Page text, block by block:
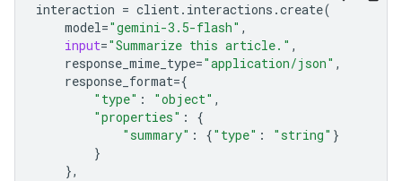
interaction = client. interactions .create(
model="gemini-3.5-flash" ,
input="Summarize this article." ,
response_mime_type="application/json" ,
response_format={
"type" : "object" ,
"properties" :
{
"summary" : {"type" : "string" }
}
},